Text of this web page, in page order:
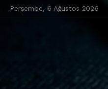
Perşembe, 6 Ağustos 2026